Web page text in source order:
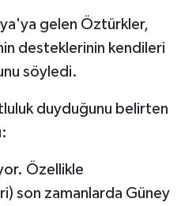
gelen Öztürkler,
desteklerinin kendileri
söyledi.
duyduğunu belirten
Özellikle
son zamanlarda Güney